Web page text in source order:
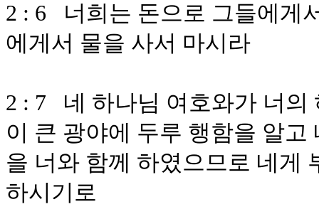
2 : 6 너희는 돈으로 그들에게
에게서 물을 사서 마시라
2 : 7 네 하나님 여호와가 너의
이 큰 광야에 두루 행함을 알
을 너와 함께 하였으므로 네게
하시기로